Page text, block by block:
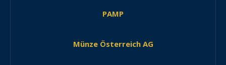
PAMP
Münze Österreich AG